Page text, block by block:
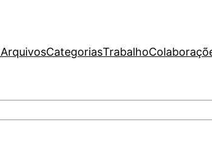
ArquivosCategoriasTrabalho